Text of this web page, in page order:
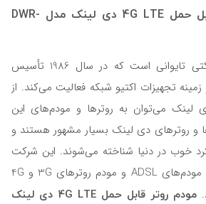
بررسی مودم روتر قابل حمل 4G LTE دی لینک مدل DWR-
دی لینک (D-Link) شرکتی تایوانی است که در سال 1986 تأسیس
تجهیزات اکتیو شبکه فعالیت می‌کند. از
لینک می‌توان به روترها و مودم‌های این
و روترهای دی لینک بسیار مشهور هستند و
خوب در دنیا شناخته می‌شوند. این شرکت
انواع روترهای وای فای، مودم‌های ADSL و مودم روترهای 3G و 4G
مودم روتر قابل حمل 4G LTE دی لینک